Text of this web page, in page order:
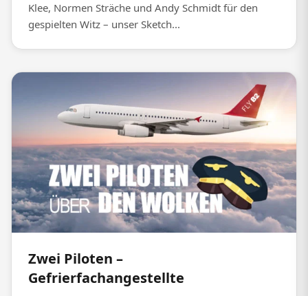
Klee, Normen Sträche und Andy Schmidt für den
gespielten Witz – unser Sketch...
Zwei Piloten –
Gefrierfachangestellte